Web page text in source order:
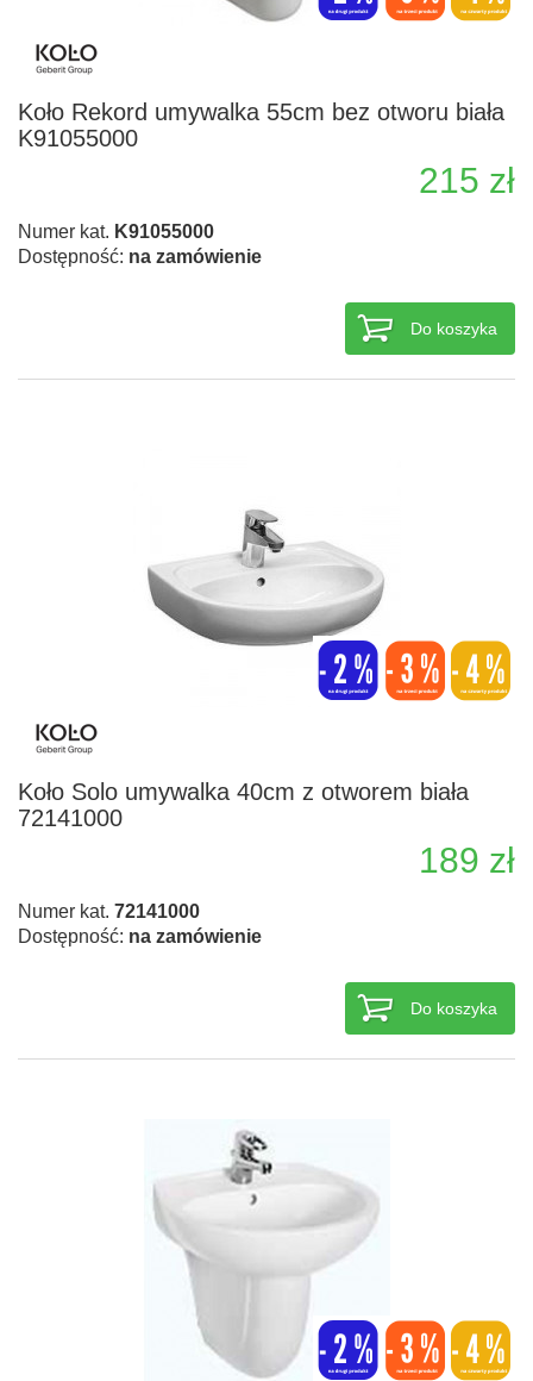
Koło Rekord umywalka 55cm bez otworu biała
K91055000
215 zł
Numer kat. K91055000
Dostępność: na zamówienie
Do koszyka
Koło Solo umywalka 40cm z otworem biała
72141000
189 zł
Numer kat. 72141000
Dostępność: na zamówienie
Do koszyka